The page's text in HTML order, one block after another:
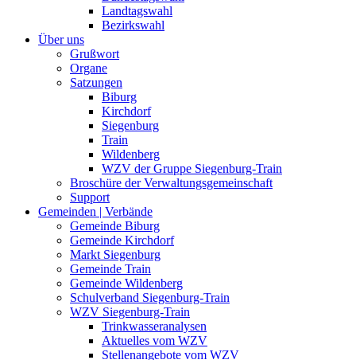
Landtagswahl
Bezirkswahl
Über uns
Grußwort
Organe
Satzungen
Biburg
Kirchdorf
Siegenburg
Train
Wildenberg
WZV der Gruppe Siegenburg-Train
Broschüre der Verwaltungsgemeinschaft
Support
Gemeinden | Verbände
Gemeinde Biburg
Gemeinde Kirchdorf
Markt Siegenburg
Gemeinde Train
Gemeinde Wildenberg
Schulverband Siegenburg-Train
WZV Siegenburg-Train
Trinkwasseranalysen
Aktuelles vom WZV
Stellenangebote vom WZV